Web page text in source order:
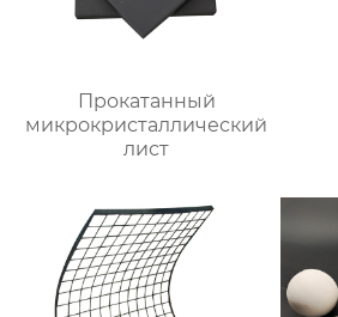
Прокатанный
микрокристаллический
лист